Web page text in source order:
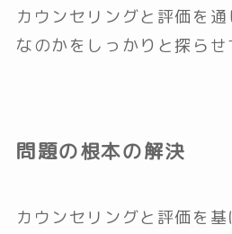
カウンセリングと評価を
なのかをしっかりと探らせ
問題の根本の解決
カウンセリングと評価を基